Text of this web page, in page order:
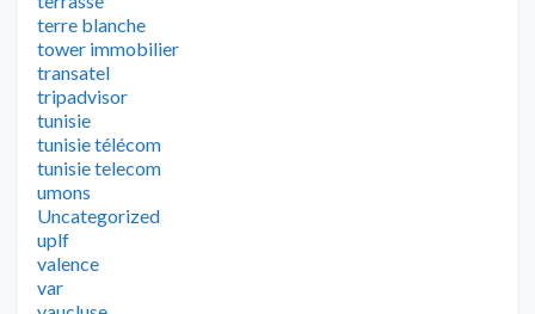
terre blanche
tower immobilier
transatel
tripadvisor
tunisie
tunisie télécom
tunisie telecom
umons
Uncategorized
uplf
valence
var